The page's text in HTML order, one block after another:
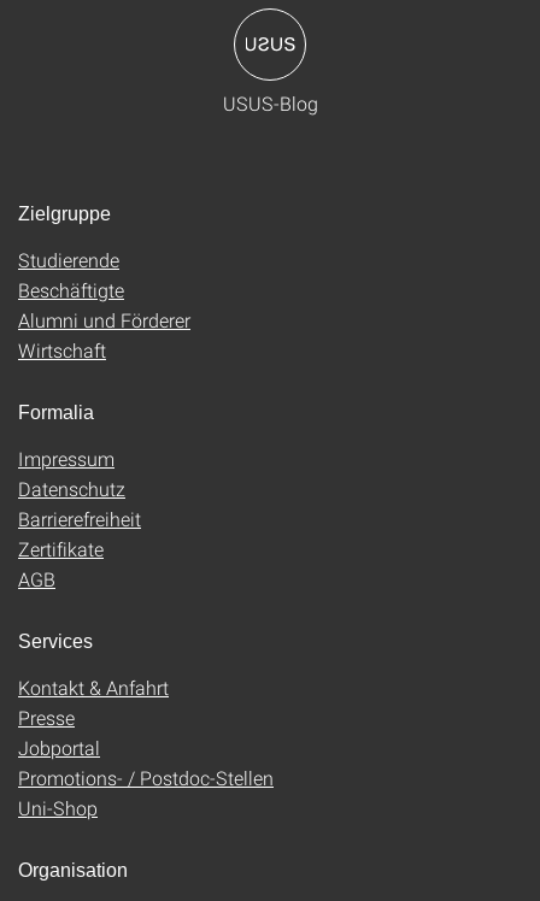
USUS-Blog
Zielgruppe
Studierende
Beschäftigte
Alumni und Förderer
Wirtschaft
Formalia
Impressum
Datenschutz
Barrierefreiheit
Zertifikate
AGB
Services
Kontakt & Anfahrt
Presse
Jobportal
Promotions- / Postdoc-Stellen
Uni-Shop
Organisation